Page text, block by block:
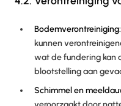
Bodemverontreiniging:
kunnen
wat de fundering kan
blootstelling aan
Schimmel en